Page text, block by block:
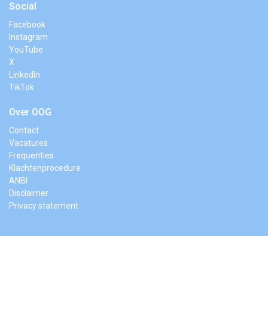
Social
Facebook
Instagram
YouTube
X
LinkedIn
TikTok
Over OOG
Contact
Vacatures
Frequenties
Klachtenprocedure
ANBI
Disclaimer
Privacy statement